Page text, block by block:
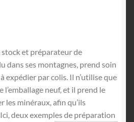
et préparateur de
dans ses montagnes, prend soin
expédier par colis. Il n’utilise que
l’emballage neuf, et il prend le
les minéraux, afin qu’ils
deux exemples de préparation